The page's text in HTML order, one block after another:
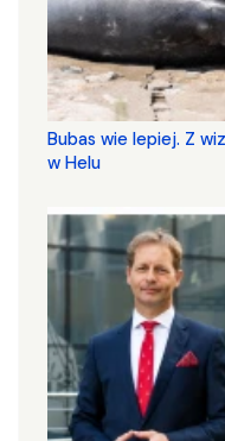
Bubas wie lepiej. Z
w Helu